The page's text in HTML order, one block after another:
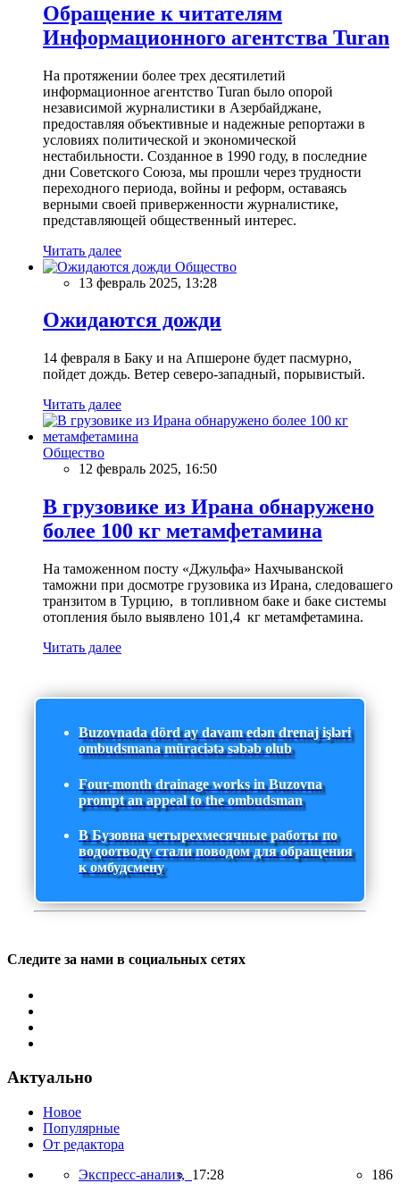
Обращение к читателям
Информационного агентства Turan
На протяжении более трех десятилетий
информационное агентство Turan было опорой
независимой журналистики в Азербайджане,
предоставляя объективные и надежные репортажи в
условиях политической и экономической
нестабильности. Созданное в 1990 году, в последние
дни Советского Союза, мы прошли через трудности
переходного периода, войны и реформ, оставаясь
верными своей приверженности журналистике,
представляющей общественный интерес.
Читать далее
Общество
13 февраль 2025, 13:28
Ожидаются дожди
14 февраля в Баку и на Апшероне будет пасмурно,
пойдет дождь. Ветер северо-западный, порывистый.
Читать далее
Общество
12 февраль 2025, 16:50
В грузовике из Ирана обнаружено
более 100 кг метамфетамина
На таможенном посту «Джульфа» Нахчыванской
таможни при досмотре грузовика из Ирана, следовашего
транзитом в Турцию, в топливном баке и баке системы
отопления было выявлено 101,4 кг метамфетамина.
Читать далее
Buzovnada dörd ay davam edən drenaj işləri
ombudsmana müraciətə səbəb olub
Four-month drainage works in Buzovna
prompt an appeal to the ombudsman
В Бузовна четырехмесячные работы по
водоотводу стали поводом для обращения
к омбудсмену
Следите за нами в социальных сетях
Актуально
Новое
Популярные
От редактора
Экспресс-анализ, 17:28 186